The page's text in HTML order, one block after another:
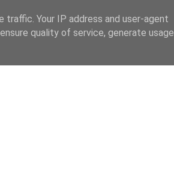
Your IP address and user-agent
quality of service, generate usage